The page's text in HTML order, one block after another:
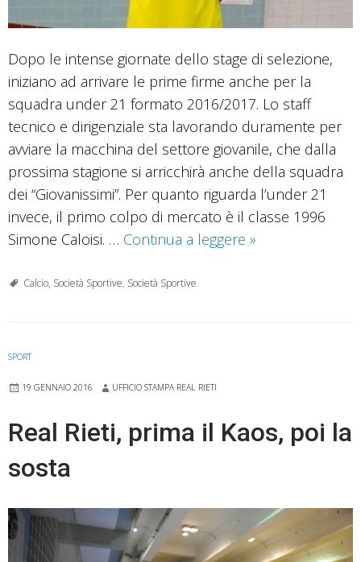
Dopo le intense giornate dello stage di selezione,
iniziano ad arrivare le prime firme anche per la
squadra under 21 formato 2016/2017. Lo staff
tecnico e dirigenziale sta lavorando duramente per
avviare la macchina del settore giovanile, che dalla
prossima stagione si arricchirà anche della squadra
dei “Giovanissimi”. Per quanto riguarda l’under 21
invece, il primo colpo di mercato è il classe 1996
Simone Caloisi. … Continua a leggere Real
Caloisi
»
Calcio, Società Sportive, Società Sportive
SPORT
19 GENNAIO 2016 UFFICIO STAMPA REAL RIETI
Real Rieti, prima il Kaos, poi la
sosta